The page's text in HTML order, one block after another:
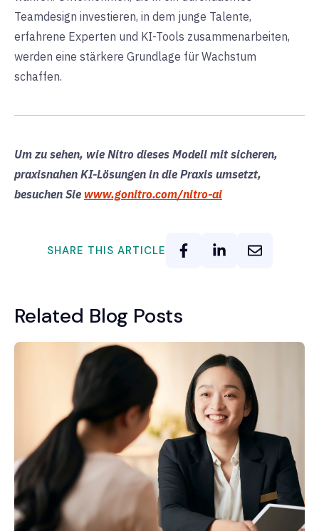
Teamdesign investieren, in dem junge Talente,
erfahrene Experten und KI-Tools zusammenarbeiten,
werden eine stärkere Grundlage für Wachstum
schaffen.
Um zu sehen, wie Nitro dieses Modell mit sicheren,
praxisnahen KI-Lösungen in die Praxis umsetzt,
besuchen Sie www.gonitro.com/nitro-ai
SHARE THIS ARTICLE
Related Blog Posts